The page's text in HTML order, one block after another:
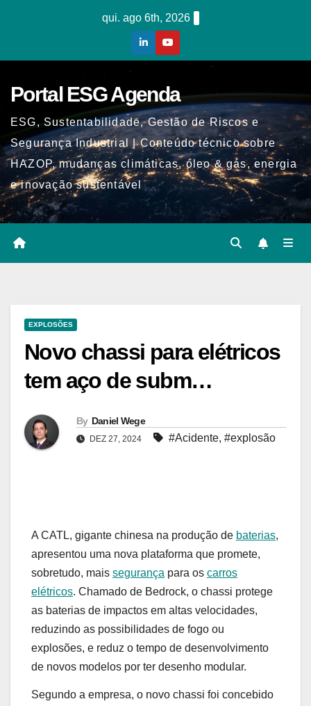
qui. ago 6th, 2026
Portal ESG Agenda
ESG, Sustentabilidade, Gestão de Riscos e
Segurança Industrial | Conteúdo técnico sobre
HAZOP, mudanças climáticas, óleo & gás, energia
e inovação sustentável
EXPLOSÕES
Novo chassi para elétricos
tem aço de subm…
By Daniel Wege
DEZ 27, 2024 #Acidente, #explosão
A CATL, gigante chinesa na produção de baterias,
apresentou uma nova plataforma que promete,
sobretudo, mais segurança para os carros
elétricos. Chamado de Bedrock, o chassi protege
as baterias de impactos em altas velocidades,
reduzindo as possibilidades de fogo ou
explosões, e reduz o tempo de desenvolvimento
de novos modelos por ter desenho modular.
Segundo a empresa, o novo chassi foi concebido